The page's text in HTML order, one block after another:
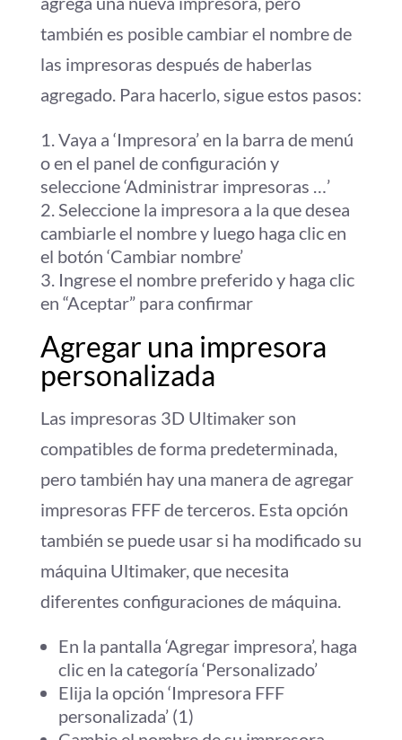
también es posible cambiar el nombre de
las impresoras después de haberlas
agregado. Para hacerlo, sigue estos pasos:
Vaya a ‘Impresora’ en la barra de menú
o en el panel de configuración y
seleccione ‘Administrar impresoras …’
Seleccione la impresora a la que desea
cambiarle el nombre y luego haga clic en
el botón ‘Cambiar nombre’
Ingrese el nombre preferido y haga clic
en “Aceptar” para confirmar
Agregar una impresora
personalizada
Las impresoras 3D Ultimaker son
compatibles de forma predeterminada,
pero también hay una manera de agregar
impresoras FFF de terceros. Esta opción
también se puede usar si ha modificado su
máquina Ultimaker, que necesita
diferentes configuraciones de máquina.
En la pantalla ‘Agregar impresora’, haga
clic en la categoría ‘Personalizado’
Elija la opción ‘Impresora FFF
personalizada’ (1)